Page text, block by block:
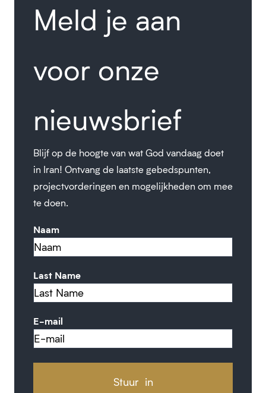
Meld je aan
voor onze
nieuwsbrief
Blijf op de hoogte van wat God vandaag doet
in Iran! Ontvang de laatste gebedspunten,
projectvorderingen en mogelijkheden om mee
te doen.
Naam
Last Name
E-mail